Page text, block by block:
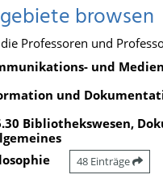
browsen
Professoren und
und
und
Bibliothekswesen,
48 Einträge